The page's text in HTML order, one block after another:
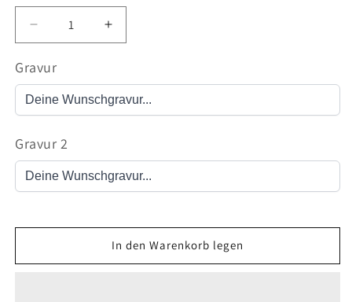
Verringere
die
Menge
für
Partnerarmbänder
Edelstein
Gravur
Erhöhe
die
für
Partnerarmbänder
Edelstein
Gravur
Gravur 2
In den Warenkorb legen